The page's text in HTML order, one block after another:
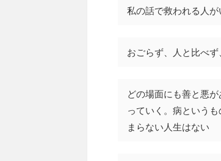
私の話で救われる人
おごらず、人と比べ
どの場面にも善と悪
っていく。病という
まらない人生はない